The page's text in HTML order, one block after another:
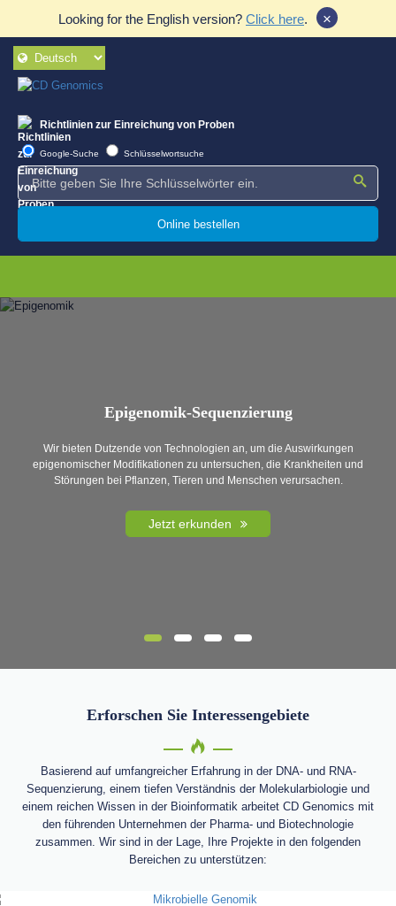
Looking for the English version? Click here. ×
Richtlinien zur Einreichung von Proben
Google-Suche Schlüsselwortsuche
Online bestellen
Epigenomik-Sequenzierung
Wir bieten Dutzende von Technologien an, um die Auswirkungen
epigenomischer Modifikationen zu untersuchen, die Krankheiten und
Störungen bei Pflanzen, Tieren und Menschen verursachen.
Jetzt erkunden
Erforschen Sie Interessengebiete
Basierend auf umfangreicher Erfahrung in der DNA- und RNA-
Sequenzierung, einem tiefen Verständnis der Molekularbiologie und
einem reichen Wissen in der Bioinformatik arbeitet CD Genomics mit
den führenden Unternehmen der Pharma- und Biotechnologie
zusammen. Wir sind in der Lage, Ihre Projekte in den folgenden
Bereichen zu unterstützen: